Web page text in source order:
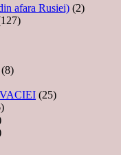
afara Rusiei) (2)
(8)
(25)